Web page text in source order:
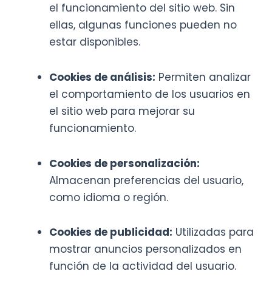
el funcionamiento del sitio web. Sin
ellas, algunas funciones pueden no
estar disponibles.
Cookies de análisis: Permiten analizar
el comportamiento de los usuarios en
el sitio web para mejorar su
funcionamiento.
Cookies de personalización:
Almacenan preferencias del usuario,
como idioma o región.
Cookies de publicidad: Utilizadas para
mostrar anuncios personalizados en
función de la actividad del usuario.